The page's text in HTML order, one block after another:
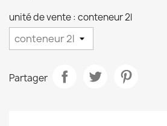
unité de vente : conteneur 2l
Partager